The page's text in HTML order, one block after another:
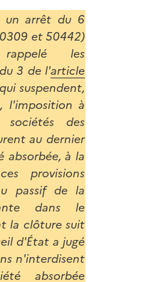
un arrêt du 6
et 50442)
les
3 de l'article
suspendent,
l'imposition à
des
au dernier
absorbée, à la
provisions
passif de la
dans le
la clôture suit
d'État a jugé
n'interdisent
absorbée